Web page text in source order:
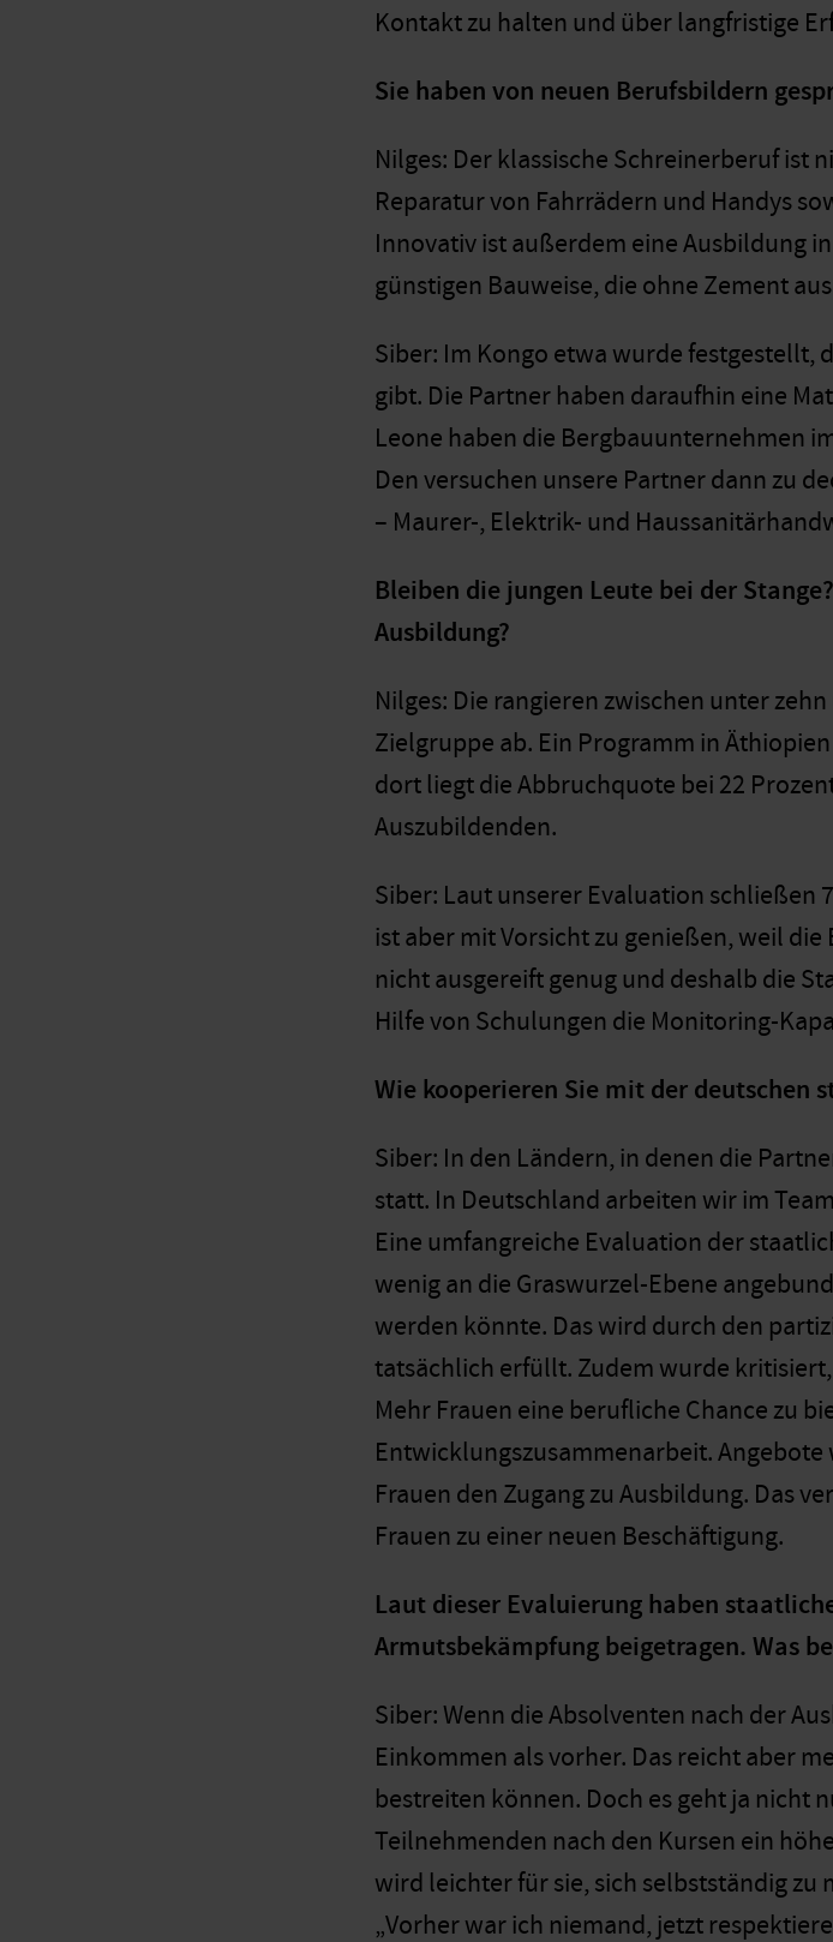
Kontakt zu halten und über langfristige
Sie haben von neuen Berufsbildern
Nilges: Der klassische Schreinerberuf ist
Reparatur von Fahrrädern und Handys
Innovativ ist außerdem eine Ausbildung
günstigen Bauweise, die ohne Zement
Siber: Im Kongo etwa wurde festgestellt,
gibt. Die Partner haben daraufhin eine
Leone haben die Bergbauunternehmen
Den versuchen unsere Partner dann zu
– Maurer-, Elektrik- und
Bleiben die jungen Leute bei der
Ausbildung?
Nilges: Die rangieren zwischen unter
Zielgruppe ab. Ein Programm in
dort liegt die Abbruchquote bei 22
Auszubildenden.
Siber: Laut unserer Evaluation schließen
ist aber mit Vorsicht zu genießen, weil
nicht ausgereift genug und deshalb die
Hilfe von Schulungen die Monitoring-
Wie kooperieren Sie mit der deutschen
Siber: In den Ländern, in denen die
statt. In Deutschland arbeiten wir im Team
Eine umfangreiche Evaluation der
wenig an die Graswurzel-Ebene
werden könnte. Das wird durch den
tatsächlich erfüllt. Zudem wurde
Mehr Frauen eine berufliche Chance zu
Entwicklungszusammenarbeit.
Frauen den Zugang zu Ausbildung. Das
Frauen zu einer neuen Beschäftigung.
Laut dieser Evaluierung haben
Armutsbekämpfung beigetragen. Was
Siber: Wenn die Absolventen nach der
Einkommen als vorher. Das reicht aber
bestreiten können. Doch es geht ja nicht
Teilnehmenden nach den Kursen ein
wird leichter für sie, sich selbstständig zu
„Vorher war ich niemand, jetzt